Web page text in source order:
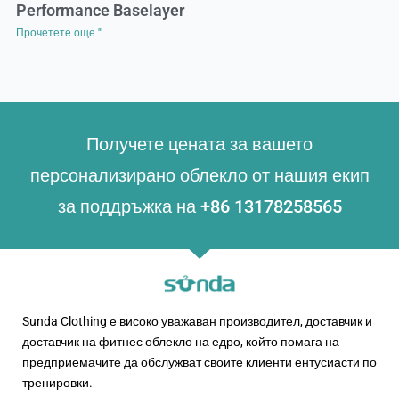
Performance Baselayer
Прочетете още "
Получете цената за вашето
персонализирано облекло от нашия екип
за поддръжка на +86 13178258565
Sunda Clothing е високо уважаван производител, доставчик и
доставчик на фитнес облекло на едро, който помага на
предприемачите да обслужват своите клиенти ентусиасти по
тренировки.